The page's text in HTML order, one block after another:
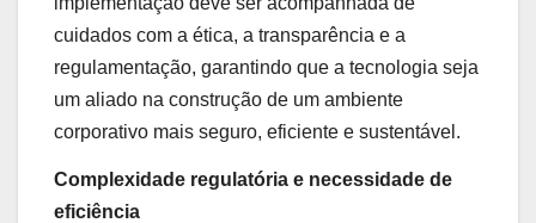
cuidados com a ética, a transparência e a
regulamentação, garantindo que a tecnologia seja
um aliado na construção de um ambiente
corporativo mais seguro, eficiente e sustentável.
Complexidade regulatória e necessidade de
eficiência